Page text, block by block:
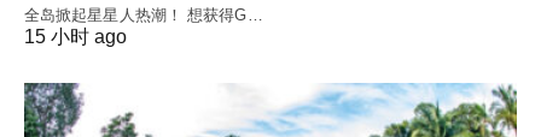
全岛掀起星星人热潮！ 想获得G…
15 小时 ago